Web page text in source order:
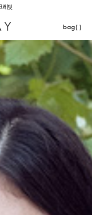
레딧
bag( )